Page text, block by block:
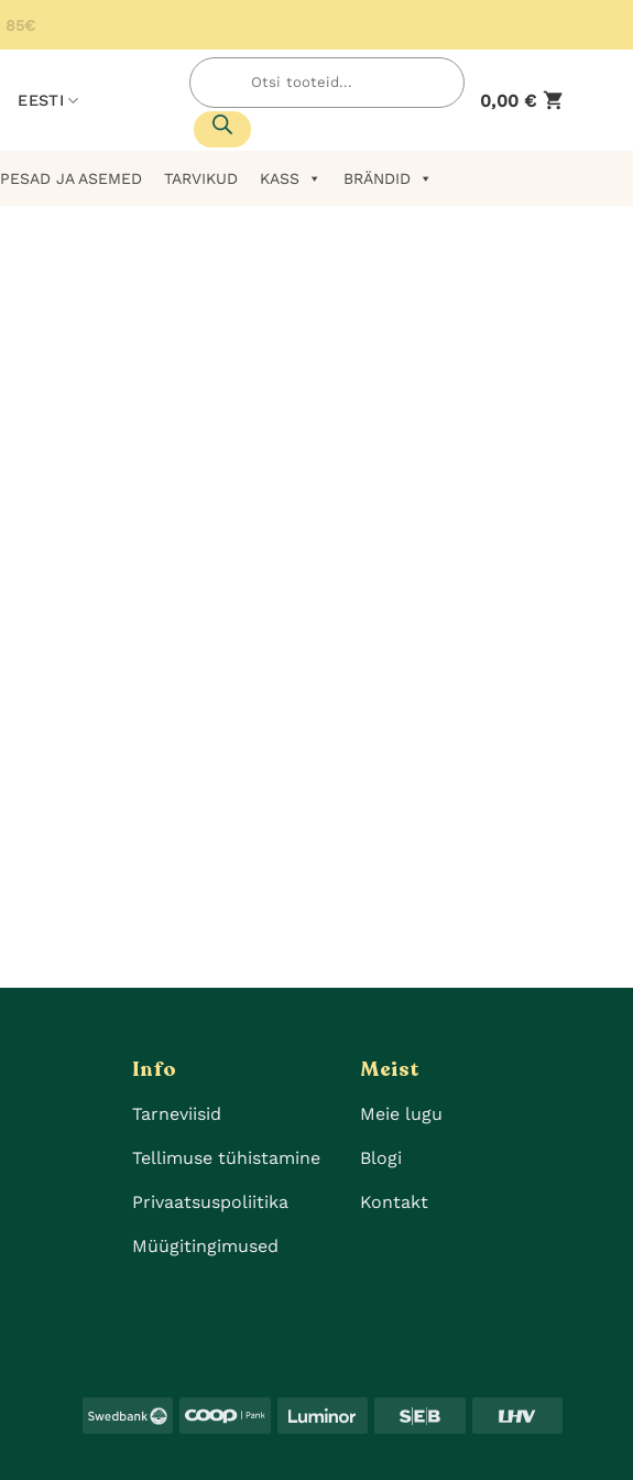
85€
EESTI
Products
search
0,00€
PESAD JA ASEMED TARVIKUD KASS BRÄNDID
Info
Tarneviisid
Tellimuse tühistamine
Privaatsuspoliitika
Müügitingimused
Meist
Meie lugu
Blogi
Kontakt
Swedbank Coop Luminor